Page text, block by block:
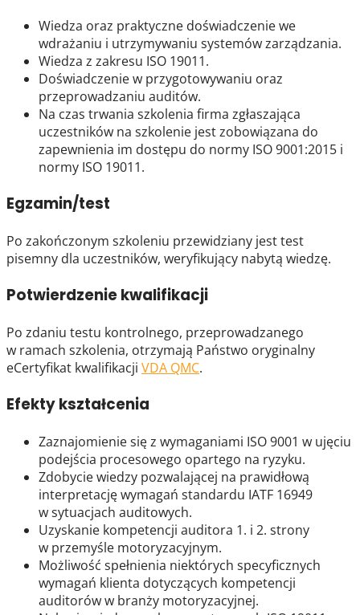
Wiedza oraz praktyczne doświadczenie we
wdrażaniu i utrzymywaniu systemów zarządzania.
Wiedza z zakresu ISO 19011.
Doświadczenie w przygotowywaniu oraz
przeprowadzaniu auditów.
Na czas trwania szkolenia firma zgłaszająca
uczestników na szkolenie jest zobowiązana do
zapewnienia im dostępu do normy ISO 9001:2015 i
normy ISO 19011.
Egzamin/test
Po zakończonym szkoleniu przewidziany jest test
pisemny dla uczestników, weryfikujący nabytą wiedzę.
Potwierdzenie kwalifikacji
Po zdaniu testu kontrolnego, przeprowadzanego
w ramach szkolenia, otrzymają Państwo oryginalny
eCertyfikat kwalifikacji VDA QMC.
Efekty kształcenia
Zaznajomienie się z wymaganiami ISO 9001 w ujęciu
podejścia procesowego opartego na ryzyku.
Zdobycie wiedzy pozwalającej na prawidłową
interpretację wymagań standardu IATF 16949
w sytuacjach auditowych.
Uzyskanie kompetencji auditora 1. i 2. strony
w przemyśle motoryzacyjnym.
Możliwość spełnienia niektórych specyficznych
wymagań klienta dotyczących kompetencji
auditorów w branży motoryzacyjnej.